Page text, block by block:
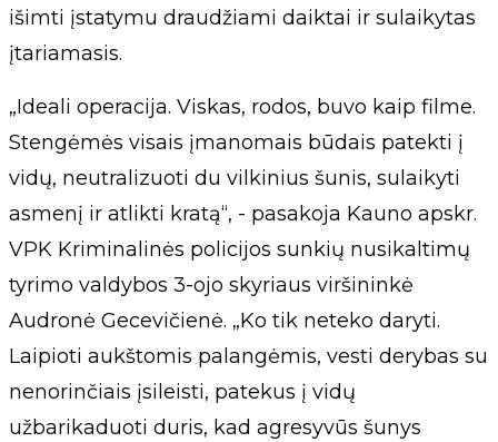
išimti įstatymu draudžiami daiktai ir sulaikytas
įtariamasis.
„Ideali operacija. Viskas, rodos, buvo kaip filme.
Stengėmės visais įmanomais būdais patekti į
vidų, neutralizuoti du vilkinius šunis, sulaikyti
asmenį ir atlikti kratą“, - pasakoja Kauno apskr.
VPK Kriminalinės policijos sunkių nusikaltimų
tyrimo valdybos 3-ojo skyriaus viršininkė
Audronė Gecevičienė. „Ko tik neteko daryti.
Laipioti aukštomis palangėmis, vesti derybas su
nenorinčiais įsileisti, patekus į vidų
užbarikaduoti duris, kad agresyvūs šunys